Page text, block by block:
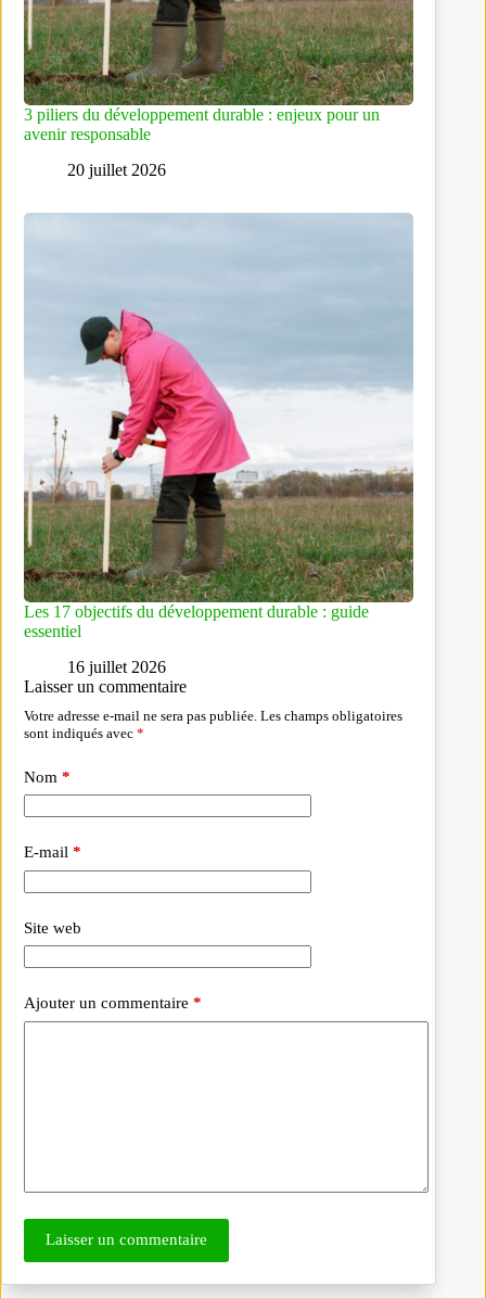
3 piliers du développement durable : enjeux pour un
avenir responsable
20 juillet 2026
Les 17 objectifs du développement durable : guide
essentiel
16 juillet 2026
Laisser un commentaire
Votre adresse e-mail ne sera pas publiée. Les champs obligatoires
sont indiqués avec *
Nom *
E-mail *
Site web
Ajouter un commentaire *
Laisser un commentaire